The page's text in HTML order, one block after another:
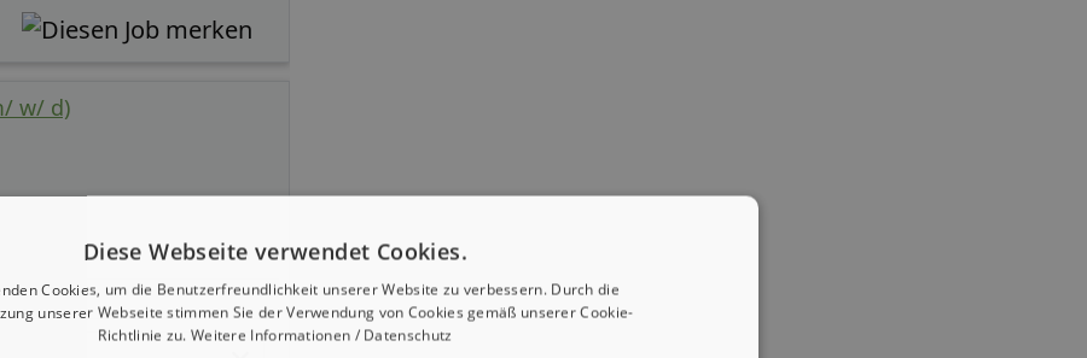
w/ d)
Diese Webseite verwendet Cookies.
Cookies, um die Benutzerfreundlichkeit unserer Website zu verbessern. Durch die
unserer Webseite stimmen Sie der Verwendung von Cookies gemäß unserer Cookie-
Richtlinie zu. Weitere Informationen / Datenschutz